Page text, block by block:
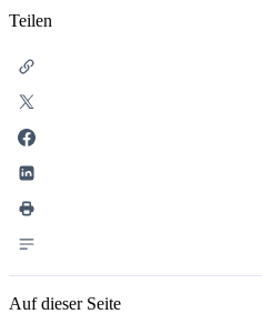
Teilen
Auf dieser Seite